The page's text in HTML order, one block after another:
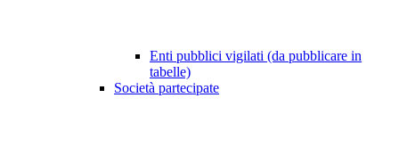
Enti pubblici vigilati (da pubblicare in
tabelle)
Società partecipate